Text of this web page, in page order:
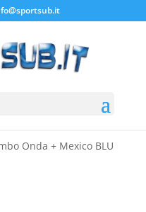
Onda + Mexico BLU